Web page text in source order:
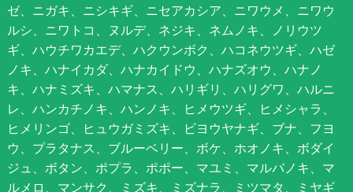
ゼ、ニガキ、ニシキギ、ニセアカシア、ニワウメ、ニワウ
ルシ、ニワトコ、ヌルデ、ネジキ、ネムノキ、ノリウツ
ギ、ハウチワカエデ、ハクウンボク、ハコネウツギ、ハゼ
ノキ、ハナイカダ、ハナカイドウ、ハナズオウ、ハナノ
キ、ハナミズキ、ハマナス、ハリギリ、ハリグワ、ハルニ
レ、ハンカチノキ、ハンノキ、ヒメウツギ、ヒメシャラ、
ヒメリンゴ、ヒュウガミズキ、ビヨウヤナギ、ブナ、フヨ
ウ、プラタナス、ブルーベリー、ボケ、ホオノキ、ボダイ
ジュ、ボタン、ポプラ、ポポー、マユミ、マルバノキ、マ
ルメロ、マンサク、ミズキ、ミズナラ、ミツマタ、ミヤギ